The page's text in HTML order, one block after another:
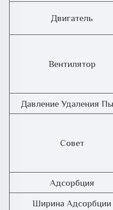
Двигатель
Вентилятор
Давление Удаления
Совет
Адсорбция
Ширина Адсорбции